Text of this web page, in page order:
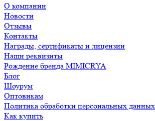
О компании
Новости
Отзывы
Контакты
Награды, сертификаты и лицензии
Наши реквизиты
Рождение бренда MIMICRYA
Блог
Шоурум
Оптовикам
Политика обработки персональных данных
Как купить